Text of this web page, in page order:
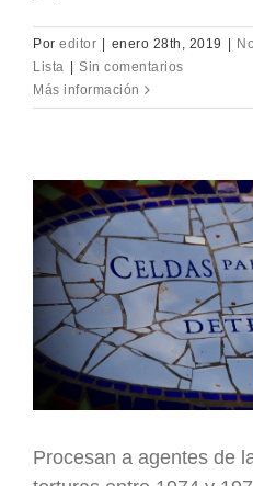
Por editor enero 28th, 2019
Lista
Sin comentarios
Más información
Procesan a agentes de